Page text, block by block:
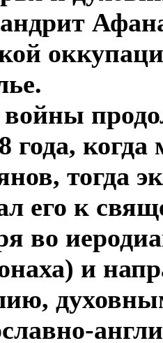
года,
тогда
его к
во
и